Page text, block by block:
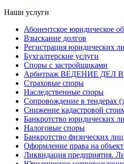
Наши услуги
Абонентское юридическое
Взыскание долгов
Регистрация юридических
Бухгалтерские услуги
Споры с застройщиками
Арбитраж ВЕДЕНИЕ ДЕЛ
Страховые споры
Наследственные споры
Сопровождение в тендерах
Снижение кадастровой
Банкротство юридических
Налоговые споры
Банкротство физических лиц
Оформление права на
Ликвидация предприятия.